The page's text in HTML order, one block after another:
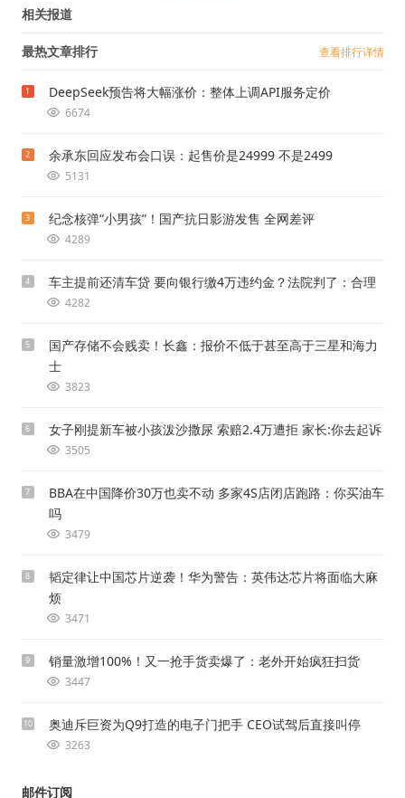
相关报道
最热文章排行 查看排行详情
1 DeepSeek预告将大幅涨价：整体上调API服务定价
6674
2 余承东回应发布会口误：起售价是24999 不是2499
5131
3 纪念核弹“小男孩”！国产抗日影游发售 全网差评
4289
4 车主提前还清车贷 要向银行缴4万违约金？法院判了：合理
4282
5
国产存储不会贱卖！长鑫：报价不低于甚至高于三星和海力
士
3823
6 女子刚提新车被小孩泼沙撒尿 索赔2.4万遭拒 家长:你去起诉
3505
7
BBA在中国降价30万也卖不动 多家4S店闭店跑路：你买油车
吗
3479
8
韬定律让中国芯片逆袭！华为警告：英伟达芯片将面临大麻
烦
3471
9 销量激增100%！又一抢手货卖爆了：老外开始疯狂扫货
3447
10 奥迪斥巨资为Q9打造的电子门把手 CEO试驾后直接叫停
3263
邮件订阅